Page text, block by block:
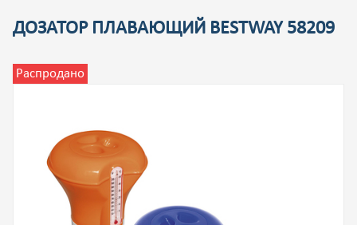
ДОЗАТОР ПЛАВАЮЩИЙ BESTWAY 58209
Распродано